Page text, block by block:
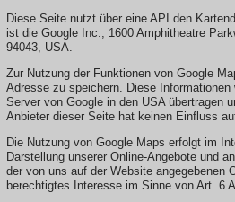
Diese Seite nutzt über eine API den
ist die Google Inc., 1600 Amphitheatre
94043, USA.
Zur Nutzung der Funktionen von Google
Adresse zu speichern. Diese Informationen
Server von Google in den USA übertragen
Anbieter dieser Seite hat keinen Einfluss
Die Nutzung von Google Maps erfolgt im
Darstellung unserer Online-Angebote und
der von uns auf der Website angegebenen
berechtigtes Interesse im Sinne von Art. 6